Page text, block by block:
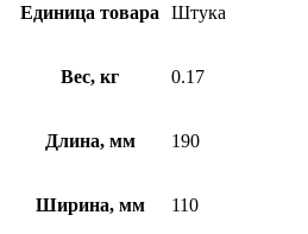
Единица товара Штука
Вес, кг 0.17
Длина, мм 190
Ширина, мм 110